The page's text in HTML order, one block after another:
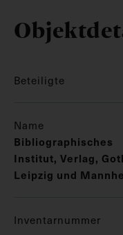
Beteiligte
Name
Bibliographisches
Institut, Verlag,
Leipzig und
Inventarnummer